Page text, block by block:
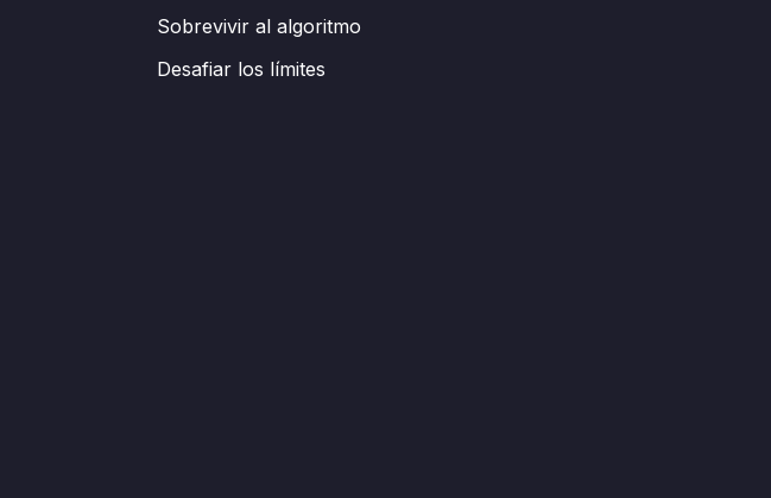
Sobrevivir al algoritmo
Desafiar los límites